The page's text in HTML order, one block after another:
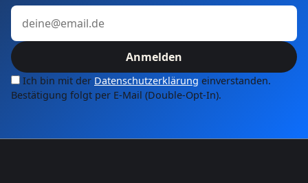
E-Mail-Adresse
Anmelden
Ich bin mit der Datenschutzerklärung einverstanden.
Bestätigung folgt per E-Mail (Double-Opt-In).